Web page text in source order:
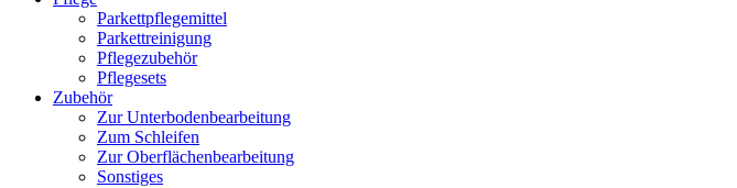
Parkettpflegemittel
Parkettreinigung
Pflegezubehör
Pflegesets
Zubehör
Zur Unterbodenbearbeitung
Zum Schleifen
Zur Oberflächenbearbeitung
Sonstiges